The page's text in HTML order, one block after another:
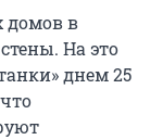
домов в
На это
днем 25